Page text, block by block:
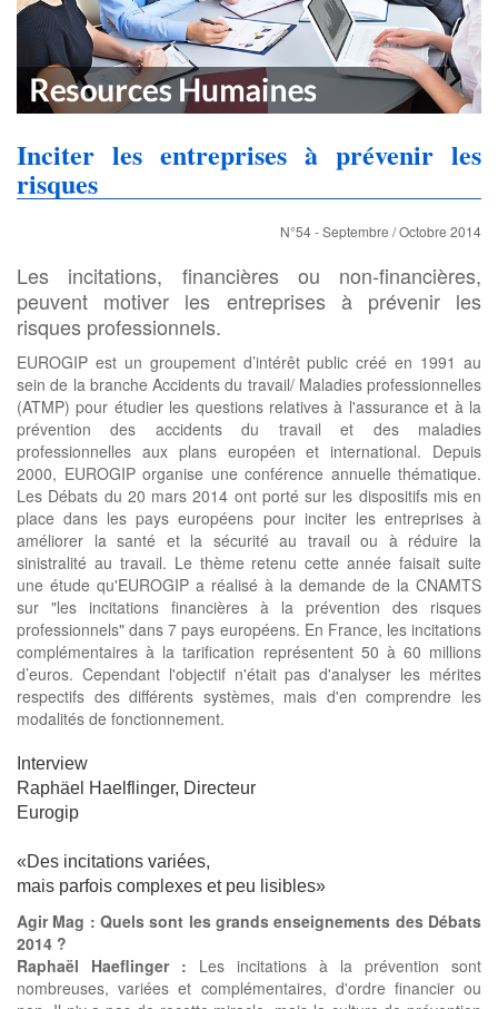
Inciter les entreprises à prévenir les
risques
N°54 - Septembre / Octobre 2014
Les incitations, financières ou non-financières,
peuvent motiver les entreprises à prévenir les
risques professionnels.
EUROGIP est un groupement d’intérêt public créé en 1991 au
sein de la branche Accidents du travail/ Maladies professionnelles
(ATMP) pour étudier les questions relatives à l'assurance et à la
prévention des accidents du travail et des maladies
professionnelles aux plans européen et international. Depuis
2000, EUROGIP organise une conférence annuelle thématique.
Les Débats du 20 mars 2014 ont porté sur les dispositifs mis en
place dans les pays européens pour inciter les entreprises à
améliorer la santé et la sécurité au travail ou à réduire la
sinistralité au travail. Le thème retenu cette année faisait suite
une étude qu'EUROGIP a réalisé à la demande de la CNAMTS
sur "les incitations financières à la prévention des risques
professionnels" dans 7 pays européens. En France, les incitations
complémentaires à la tarification représentent 50 à 60 millions
d’euros. Cependant l'objectif n'était pas d'analyser les mérites
respectifs des différents systèmes, mais d'en comprendre les
modalités de fonctionnement.
Interview
Raphäel Haelflinger, Directeur
Eurogip
«Des incitations variées,
mais parfois complexes et peu lisibles»
Agir Mag : Quels sont les grands enseignements des Débats
2014 ?
Raphaël Haeflinger : Les incitations à la prévention sont
nombreuses, variées et complémentaires, d'ordre financier ou